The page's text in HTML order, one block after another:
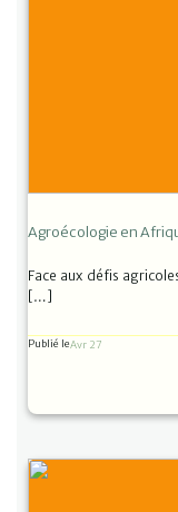
Agroécologie en
Face aux défis
[…]
Publié leAvr 27